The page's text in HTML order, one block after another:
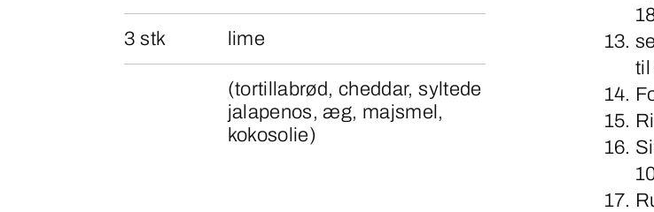
3 stk lime
(tortillabrød, cheddar, syltede
jalapenos, æg, majsmel,
kokosolie)
til